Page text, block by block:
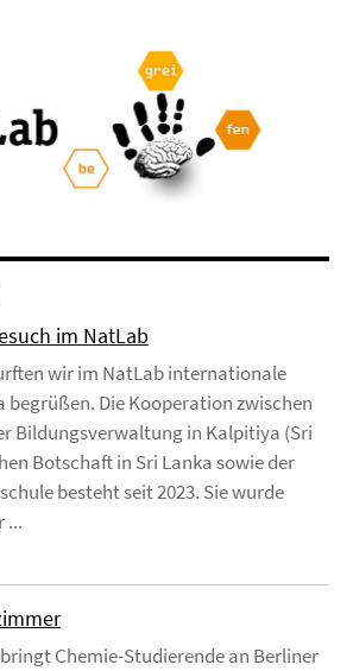
im NatLab
wir im NatLab internationale
begrüßen. Die Kooperation zwischen
Bildungsverwaltung in Kalpitiya (Sri
Botschaft in Sri Lanka sowie der
besteht seit 2023. Sie wurde
...
Chemie-Studierende an Berliner